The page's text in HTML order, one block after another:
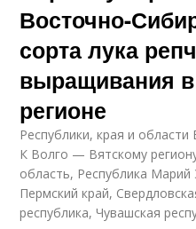
Восточно-
сорта лука
выращивания
регионе
Республики, края и
К Волго — Вятскому
область, Республика
Пермский край,
республика, Чувашская